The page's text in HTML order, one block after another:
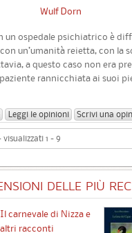
Wulf Dorn
un ospedale psichiatrico è
un’umanità reietta, con la
a questo caso non era
rannicchiata ai suoi
Leggi le opinioni Scrivi una
1 - 9
DELLE PIÙ
Il carnevale di Nizza e
altri racconti